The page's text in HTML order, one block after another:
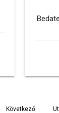
Következő